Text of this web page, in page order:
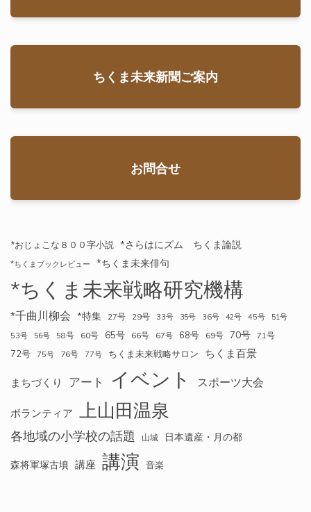
ちくま未来新聞ご案内
お問合せ
*おじょこな８００字小説 *さらはにズム ちくま論説
*ちくまブックレビュー *ちくま未来俳句
*ちくま未来戦略研究機構
*千曲川柳会 *特集 27号 29号 33号 35号 36号 42号 45号
51号
53号
56号 58号 60号 65号 66号 67号 68号 69号 70号 71号
72号 75号 76号 77号 ちくま未来戦略サロン ちくま百景
まちづくり アート イベント スポーツ大会
ボランティア 上山田温泉
各地域の小学校の話題 山城 日本遺産・月の都
森将軍塚古墳 講座 講演 音楽